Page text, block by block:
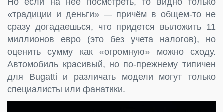
«традиции и деньги» — причём в общем-то не
сразу догадаешься, что придется выложить 11
миллионов евро (это без учета налогов), но
оценить сумму как «огромную» можно сходу.
Автомобиль красивый, но по-прежнему типичен
для Bugatti и различать модели могут только
специалисты или фанатики.